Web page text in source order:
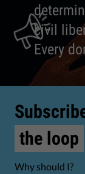
civil
Every
the loop
Why should I?